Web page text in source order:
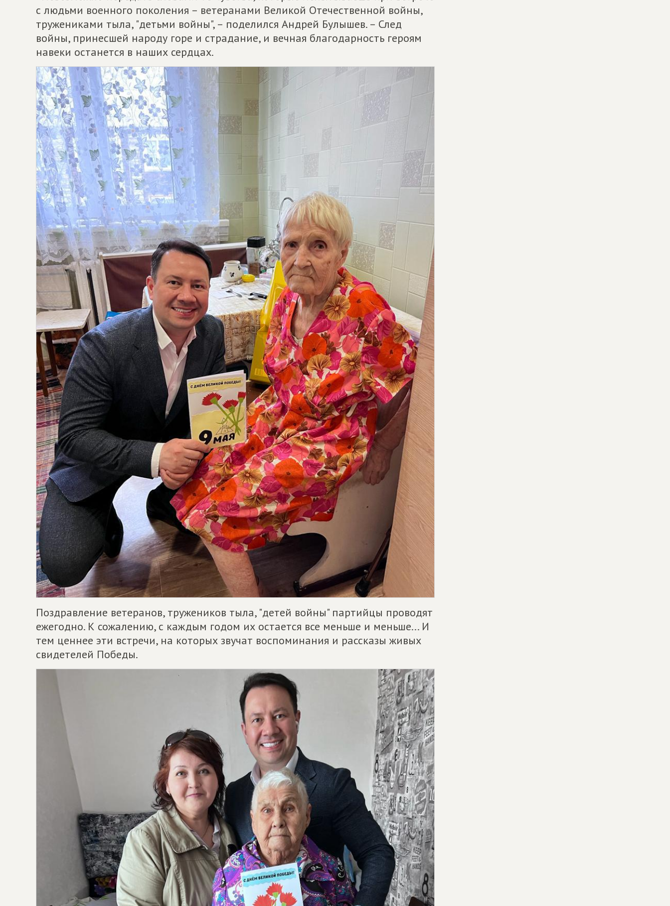
с людьми военного поколения – ветеранами Великой Отечественной войны,
тружениками тыла, "детьми войны", – поделился Андрей Булышев. – След
войны, принесшей народу горе и страдание, и вечная благодарность героям
навеки останется в наших сердцах.
Поздравление ветеранов, тружеников тыла, "детей войны" партийцы проводят
ежегодно. К сожалению, с каждым годом их остается все меньше и меньше... И
тем ценнее эти встречи, на которых звучат воспоминания и рассказы живых
свидетелей Победы.